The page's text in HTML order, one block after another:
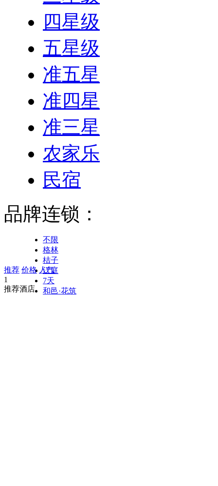
四星级
五星级
准五星
准四星
准三星
农家乐
民宿
品牌连锁：
不限
格林
桔子
汉庭
7天
和邑·花筑
推荐 价格 人气
1
推荐酒店